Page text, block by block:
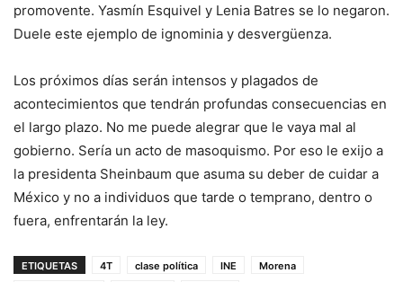
promovente. Yasmín Esquivel y Lenia Batres se lo negaron.
Duele este ejemplo de ignominia y desvergüenza.
Los próximos días serán intensos y plagados de
acontecimientos que tendrán profundas consecuencias en
el largo plazo. No me puede alegrar que le vaya mal al
gobierno. Sería un acto de masoquismo. Por eso le exijo a
la presidenta Sheinbaum que asuma su deber de cuidar a
México y no a individuos que tarde o temprano, dentro o
fuera, enfrentarán la ley.
ETIQUETAS 4T clase política INE
Morena